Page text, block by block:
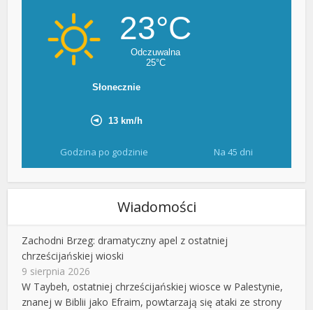
Godzina po godzinie Na 45 dni
Wiadomości
Zachodni Brzeg: dramatyczny apel z ostatniej
chrześcijańskiej wioski
9 sierpnia 2026
W Taybeh, ostatniej chrześcijańskiej wiosce w Palestynie,
znanej w Biblii jako Efraim, powtarzają się ataki ze strony